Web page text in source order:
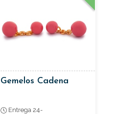
Gemelos Cadena
Entrega 24-